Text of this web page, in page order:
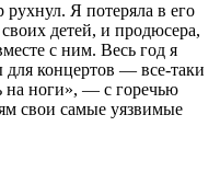
Я потеряла в его
детей, и продюсера,
с ним. Весь год я
концертов — все-таки
на ноги», — с горечью
свои самые уязвимые